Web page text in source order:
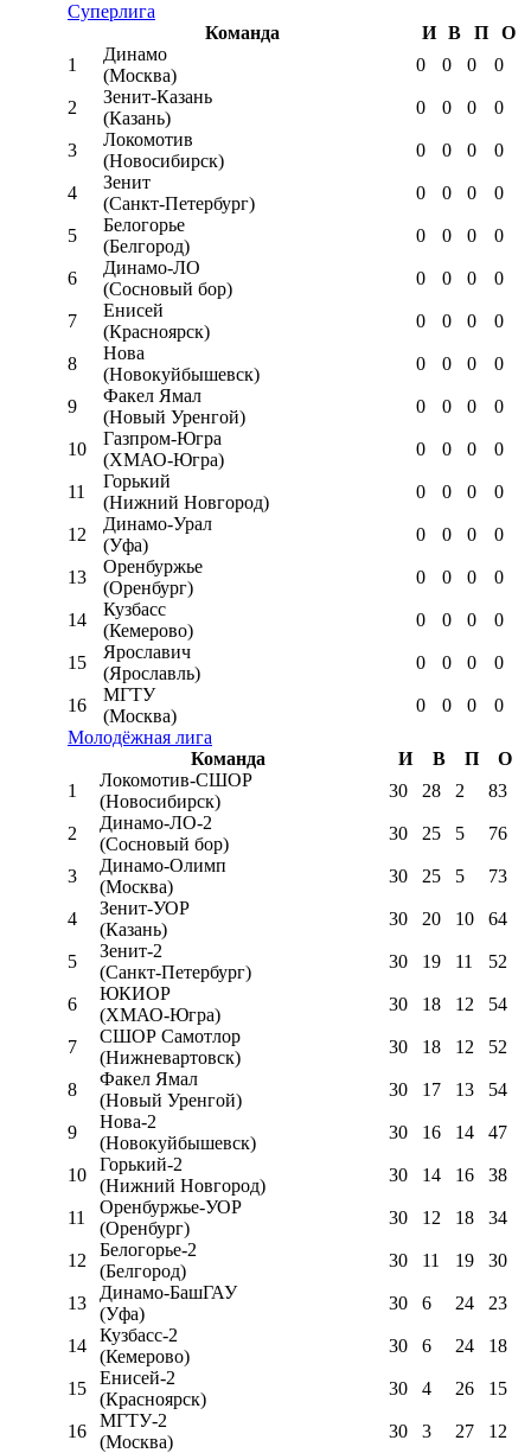
Суперлига
Команда
И В П
О
1
Динамо
(Москва)
0 0 0 0
2
Зенит-Казань
(Казань)
0 0 0 0
3
Локомотив
(Новосибирск)
0 0 0 0
4
Зенит
(Санкт-Петербург)
0 0 0 0
5
Белогорье
(Белгород)
0 0 0 0
6
Динамо-ЛО
(Сосновый бор)
0 0 0 0
7
Енисей
(Красноярск)
0 0 0 0
8
Нова
(Новокуйбышевск)
0 0 0 0
9
Факел Ямал
(Новый Уренгой)
0 0 0 0
10
Газпром-Югра
(ХМАО-Югра)
0 0 0 0
11
Горький
(Нижний Новгород)
0 0 0 0
12
Динамо-Урал
(Уфа)
0 0 0 0
13
Оренбуржье
(Оренбург)
0 0 0 0
14
Кузбасс
(Кемерово)
0 0 0 0
15
Ярославич
(Ярославль)
0 0 0 0
16
МГТУ
(Москва)
0 0 0
0
Молодёжная лига
Команда
И В П
О
1
Локомотив-CШОР
(Новосибирск)
30 28 2 83
2
Динамо-ЛО-2
(Сосновый бор)
30 25 5 76
3
Динамо-Олимп
(Москва)
30 25 5 73
4
Зенит-УОР
(Казань)
30 20 10 64
5
Зенит-2
(Санкт-Петербург)
30 19 11 52
6
ЮКИОР
(ХМАО-Югра)
30 18 12 54
7
СШОР Самотлор
(Нижневартовск)
30 18 12 52
8
Факел Ямал
(Новый Уренгой)
30 17 13 54
9
Нова-2
(Новокуйбышевск)
30 16 14 47
10
Горький-2
(Нижний Новгород)
30 14 16 38
11
Оренбуржье-УОР
(Оренбург)
30 12 18 34
12
Белогорье-2
(Белгород)
30 11 19 30
13
Динамо-БашГАУ
(Уфа)
30 6 24 23
14
Кузбасс-2
(Кемерово)
30 6 24 18
15
Енисей-2
(Красноярск)
30 4 26 15
16
МГТУ-2
(Москва)
30 3 27 12